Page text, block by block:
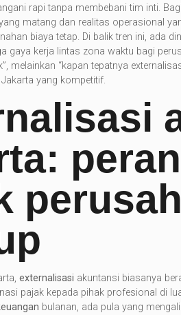
rapi tanpa membebani tim inti.
matang dan realitas operasional
biaya tetap. Di balik tren ini, ada
gaya kerja lintas zona waktu bagi
melainkan “kapan tepatnya
yang kompetitif.
externalisasi akuntansi biasanya
pajak kepada pihak profesional di
bulanan, ada pula yang